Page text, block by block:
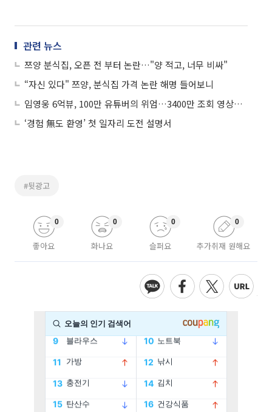
관련 뉴스
쯔양 분식집, 오픈 전 부터 논란…"양 적고, 너무 비싸"
“자신 있다" 쯔양, 분식집 가격 논란 해명 들어보니
임영웅 6억뷰, 100만 유튜버의 위엄…3400만 조회 영상은 무엇?
‘경험 無도 환영’ 첫 일자리 도전 설명서
#뒷광고
좋아요
0
화나요
0
슬퍼요
0
추가취재 원해요
0